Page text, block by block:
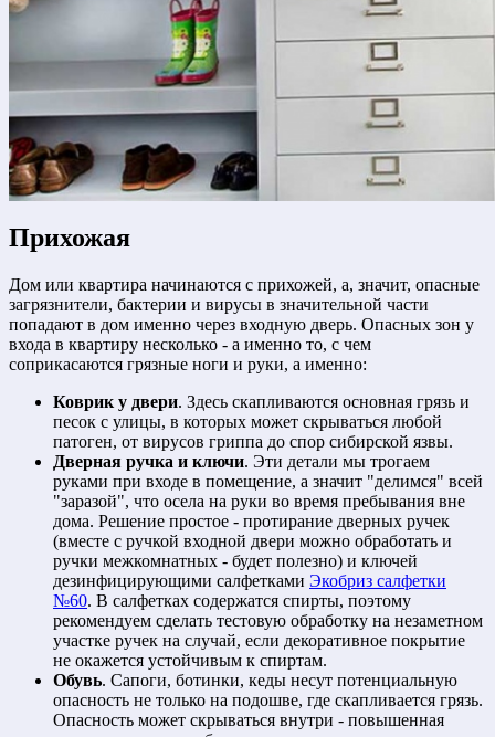
Прихожая
Дом или квартира начинаются с прихожей, а, значит, опасные
загрязнители, бактерии и вирусы в значительной части
попадают в дом именно через входную дверь. Опасных зон у
входа в квартиру несколько - а именно то, с чем
соприкасаются грязные ноги и руки, а именно:
Коврик у двери. Здесь скапливаются основная грязь и
песок с улицы, в которых может скрываться любой
патоген, от вирусов гриппа до спор сибирской язвы.
Дверная ручка и ключи. Эти детали мы трогаем
руками при входе в помещение, а значит "делимся" всей
"заразой", что осела на руки во время пребывания вне
дома. Решение простое - протирание дверных ручек
(вместе с ручкой входной двери можно обработать и
ручки межкомнатных - будет полезно) и ключей
дезинфицирующими салфетками Экобриз салфетки
№60. В салфетках содержатся спирты, поэтому
рекомендуем сделать тестовую обработку на незаметном
участке ручек на случай, если декоративное покрытие
не окажется устойчивым к спиртам.
Обувь. Сапоги, ботинки, кеды несут потенциальную
опасность не только на подошве, где скапливается грязь.
Опасность может скрываться внутри - повышенная